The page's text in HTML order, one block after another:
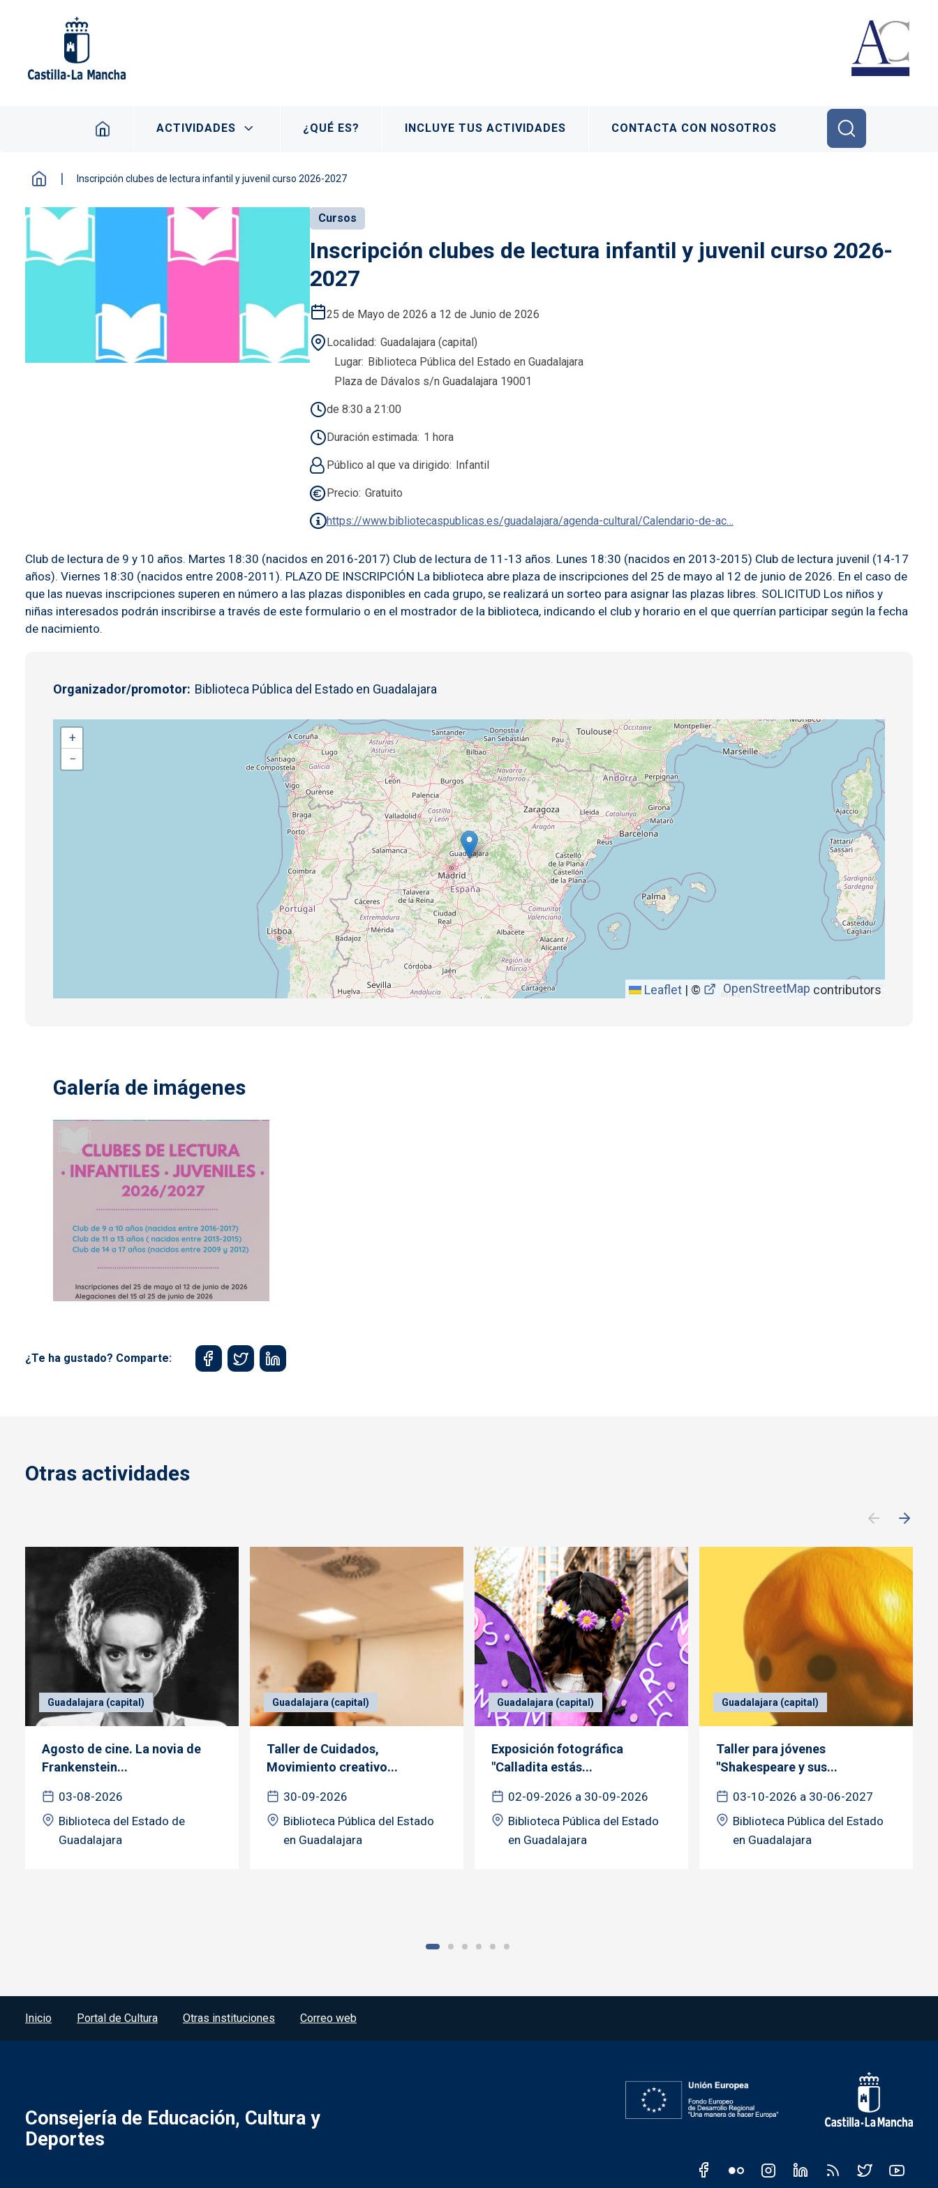
Navegación principal
ACTIVIDADES ¿QUÉ ES? INCLUYE TUS ACTIVIDADES CONTACTA CON NOSOTROS
Inscripción clubes de lectura infantil y juvenil curso 2026-2027
Cursos
Inscripción clubes de lectura infantil y juvenil curso 2026-
2027
25 de Mayo de 2026 a 12 de Junio de 2026
Localidad Guadalajara (capital)
Lugar Biblioteca Pública del Estado en Guadalajara
Plaza de Dávalos s/n Guadalajara 19001
de 8:30 a 21:00
Duración estimada 1 hora
Público al que va dirigido Infantil
Precio Gratuito
https://www.bibliotecaspublicas.es/guadalajara/agenda-cultural/Calendario-de-ac…
Club de lectura de 9 y 10 años. Martes 18:30 (nacidos en 2016-2017) Club de lectura de 11-13 años. Lunes 18:30 (nacidos en 2013-2015) Club de lectura juvenil (14-17
años). Viernes 18:30 (nacidos entre 2008-2011). PLAZO DE INSCRIPCIÓN La biblioteca abre plaza de inscripciones del 25 de mayo al 12 de junio de 2026. En el caso de
que las nuevas inscripciones superen en número a las plazas disponibles en cada grupo, se realizará un sorteo para asignar las plazas libres. SOLICITUD Los niños y
niñas interesados podrán inscribirse a través de este formulario o en el mostrador de la biblioteca, indicando el club y horario en el que querrían participar según la fecha
de nacimiento.
Organizador/promotor Biblioteca Pública del Estado en Guadalajara
+
−
Leaflet | © OpenStreetMap contributors
Galería de imágenes
¿Te ha gustado? Comparte:
Otras actividades
Guadalajara (capital)
Agosto de cine. La novia de
Frankenstein...
03-08-2026
Biblioteca del Estado de
Guadalajara
Guadalajara (capital)
Taller de Cuidados,
Movimiento creativo...
30-09-2026
Biblioteca Pública del Estado
en Guadalajara
Guadalajara (capital)
Exposición fotográfica
"Calladita estás...
02-09-2026 a 30-09-2026
Biblioteca Pública del Estado
en Guadalajara
Guadalajara (capital)
Taller para jóvenes
"Shakespeare y sus...
03-10-2026 a 30-06-2027
Biblioteca Pública del Estado
en Guadalajara
Menú del pie
Inicio Portal de Cultura Otras instituciones Correo web
Consejería de Educación, Cultura y
Deportes